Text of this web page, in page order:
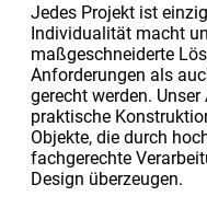
Jedes Projekt ist
Individualität macht
maßgeschneiderte
Anforderungen als
gerecht werden.
praktische
Objekte, die durch
fachgerechte
Design überzeugen.